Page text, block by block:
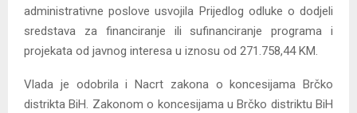
administrativne poslove usvojila Prijedlog odluke o dodjeli
sredstava za financiranje ili sufinanciranje programa i
projekata od javnog interesa u iznosu od 271.758,44 KM.
Vlada je odobrila i Nacrt zakona o koncesijama Brčko
distrikta BiH. Zakonom o koncesijama u Brčko distriktu BiH